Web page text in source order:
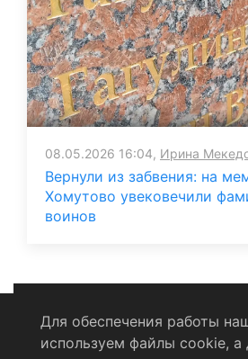
08.05.2026 16:04, Ирина
Вернули из забвения: на
Хомутово увековечили
воинов
Политика
Для обеспечения работы
используем файлы cookie, а